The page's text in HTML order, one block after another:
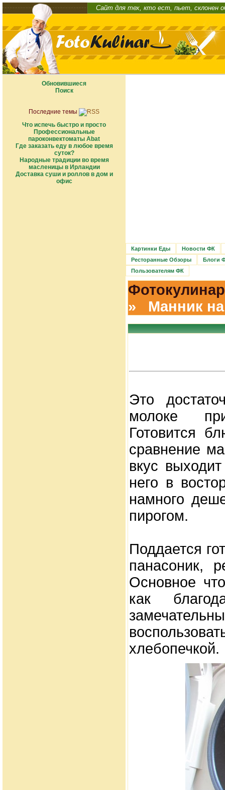
Сайт для тех, кто ест, пьет, склонен
Обновившиеся
Поиск
Последние темы
Что испечь быстро и просто
Профессиональные
пароконвектоматы Abat
Где заказать еду в любое время
суток?
Народные традиции во время
масленицы в Ирландии
Доставка суши и роллов в дом и
офис
Картинки Еды
Новости ФК
Ресторанные Обзоры
Блоги
Пользователям ФК
Фотокулинар
» Манник на
Это
молоке
Готовится
сравнение
вкус
него в
намного
пирогом.
Поддается
панасоник,
Основное
как
хлебопечкой.